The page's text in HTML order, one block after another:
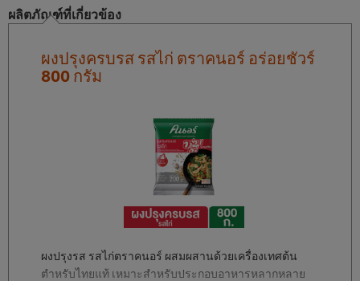
ผลิตภัณฑ์ที่เกี่ยวข้อง
ผงปรุงครบรส รสไก่ ตราคนอร์ อร่อยชัวร์
800 กรัม
ผงปรุงรส รสไก่ตราคนอร์ ผสมผสานด้วยเครื่องเทศต้น
ตำหรับไทยแท้ เหมาะสำหรับประกอบอาหารหลากหลาย